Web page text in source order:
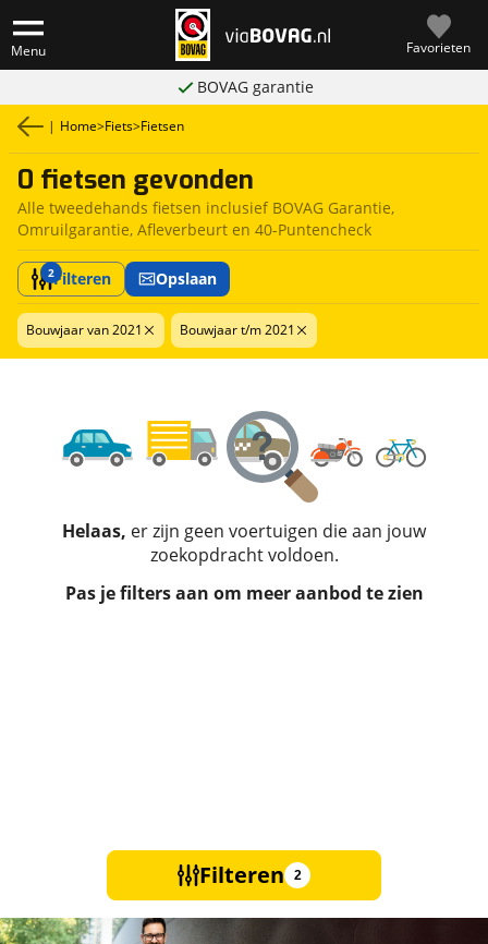
Menu Favorieten
BOVAG garantie
| Home>Fiets>Fietsen
0 fietsen gevonden
Alle tweedehands fietsen inclusief BOVAG Garantie,
Omruilgarantie, Afleverbeurt en 40-Puntencheck
2Filteren Opslaan
Bouwjaar van 2021 Bouwjaar t/m 2021
Helaas, er zijn geen voertuigen die aan jouw
zoekopdracht voldoen.
Pas je filters aan om meer aanbod te zien
Filteren 2